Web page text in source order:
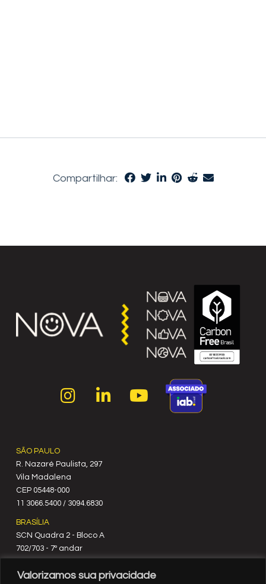
Valorizamos sua privacidade
Compartilhar:
SÃO PAULO
R. Nazaré Paulista, 297
Vila Madalena
C‍EP 05448-000
11 3066.5400 / 3094.6830
BRASÍLIA
SCN Quadra 2 - Bloco A
702/703 - 7º andar
61 3329.8200